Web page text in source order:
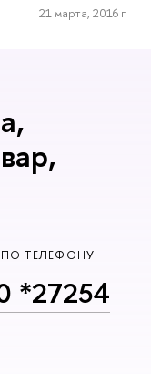
21 марта, 2016 г.
ТЕЛЕФОНУ
*27254